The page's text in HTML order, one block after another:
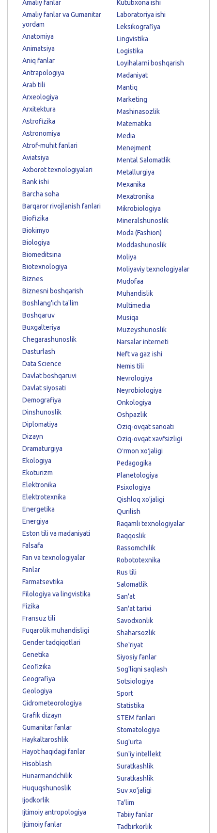
Amaliy fanlar
Amaliy fanlar va Gumanitar
yordam
Anatomiya
Animatsiya
Aniq fanlar
Antrapologiya
Arab tili
Arxeologiya
Arxitektura
Astrofizika
Astronomiya
Atrof-muhit fanlari
Aviatsiya
Axborot texnologiyalari
Bank ishi
Barcha soha
Barqaror rivojlanish fanlari
Biofizika
Biokimyo
Biologiya
Biomeditsina
Biotexnologiya
Biznes
Biznesni boshqarish
Boshlang'ich ta'lim
Boshqaruv
Buxgalteriya
Chegarashunoslik
Dasturlash
Data Science
Davlat boshqaruvi
Davlat siyosati
Demografiya
Dinshunoslik
Diplomatiya
Dizayn
Dramaturgiya
Ekologiya
Ekoturizm
Elektronika
Elektrotexnika
Energetika
Energiya
Eston tili va madaniyati
Falsafa
Fan va texnologiyalar
Fanlar
Farmatsevtika
Filologiya va lingvistika
Fizika
Fransuz tili
Fuqarolik muhandisligi
Gender tadqiqotlari
Genetika
Geofizika
Geografiya
Geologiya
Gidrometeorologiya
Grafik dizayn
Gumanitar fanlar
Haykaltaroshlik
Hayot haqidagi fanlar
Hisoblash
Hunarmandchilik
Huquqshunoslik
Ijodkorlik
Ijtimoiy antropologiya
Ijtimoiy fanlar
Kutubxona ishi
Laboratoriya ishi
Leksikografiya
Lingvistika
Logistika
Loyihalarni boshqarish
Madaniyat
Mantiq
Marketing
Mashinasozlik
Matematika
Media
Menejment
Mental Salomatlik
Metallurgiya
Mexanika
Mexatronika
Mikrobiologiya
Mineralshunoslik
Moda (Fashion)
Moddashunoslik
Moliya
Moliyaviy texnologiyalar
Mudofaa
Muhandislik
Multimedia
Musiqa
Muzeyshunoslik
Narsalar interneti
Neft va gaz ishi
Nemis tili
Nevrologiya
Neyrobiologiya
Onkologiya
Oshpazlik
Oziq-ovqat sanoati
Oziq-ovqat xavfsizligi
Oʻrmon xoʻjaligi
Pedagogika
Planetologiya
Psixologiya
Qishloq xo'jaligi
Qurilish
Raqamli texnologiyalar
Raqqoslik
Rassomchilik
Robototexnika
Rus tili
Salomatlik
San'at
San'at tarixi
Savodxonlik
Shaharsozlik
She'riyat
Siyosiy fanlar
Sog'liqni saqlash
Sotsiologiya
Sport
Statistika
STEM fanlari
Stomatologiya
Sug'urta
Sun'iy intellekt
Suratkashlik
Suratkashlik
Suv xo'jaligi
Ta'lim
Tabiiy fanlar
Tadbirkorlik